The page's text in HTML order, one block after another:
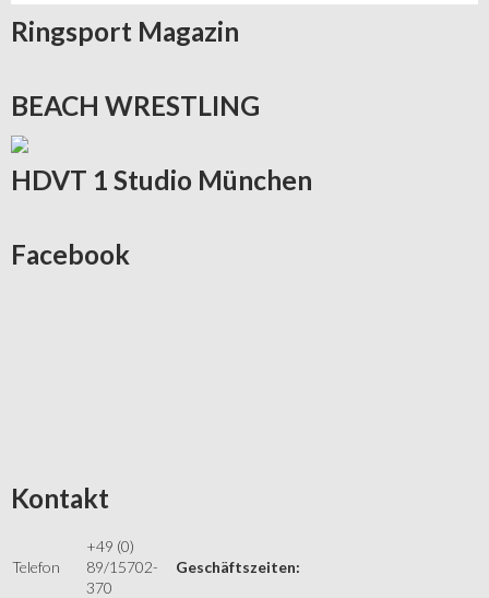
Ringsport Magazin
BEACH WRESTLING
HDVT 1 Studio München
Facebook
Kontakt
Telefon
+49 (0)
89/15702-
370
Geschäftszeiten: